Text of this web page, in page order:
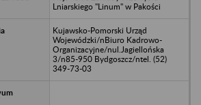
Lniarskiego "Linum" w Pakości
Kujawsko-Pomorski Urząd
Wojewódzki/nBiuro Kadrowo-
Organizacyjne/nul.Jagiellońska
3/n85-950 Bydgoszcz/ntel. (52)
349-73-03